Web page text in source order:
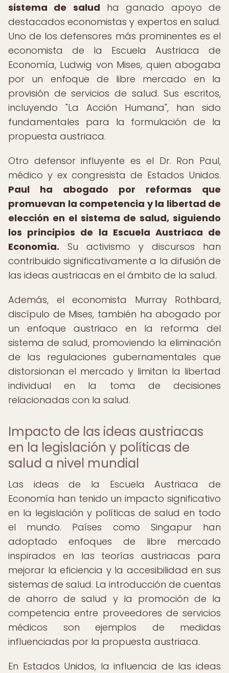
sistema de salud ha ganado apoyo de
destacados economistas y expertos en salud.
Uno de los defensores más prominentes es el
economista de la Escuela Austriaca de
Economía, Ludwig von Mises, quien abogaba
por un enfoque de libre mercado en la
provisión de servicios de salud. Sus escritos,
incluyendo "La Acción Humana", han sido
fundamentales para la formulación de la
propuesta austriaca.
Otro defensor influyente es el Dr. Ron Paul,
médico y ex congresista de Estados Unidos.
Paul ha abogado por reformas que
promuevan la competencia y la libertad de
elección en el sistema de salud, siguiendo
los principios de la Escuela Austriaca de
Economía. Su activismo y discursos han
contribuido significativamente a la difusión de
las ideas austriacas en el ámbito de la salud.
Además, el economista Murray Rothbard,
discípulo de Mises, también ha abogado por
un enfoque austriaco en la reforma del
sistema de salud, promoviendo la eliminación
de las regulaciones gubernamentales que
distorsionan el mercado y limitan la libertad
individual en la toma de decisiones
relacionadas con la salud.
Impacto de las ideas austriacas
en la legislación y políticas de
salud a nivel mundial
Las ideas de la Escuela Austriaca de
Economía han tenido un impacto significativo
en la legislación y políticas de salud en todo
el mundo. Países como Singapur han
adoptado enfoques de libre mercado
inspirados en las teorías austriacas para
mejorar la eficiencia y la accesibilidad en sus
sistemas de salud. La introducción de cuentas
de ahorro de salud y la promoción de la
competencia entre proveedores de servicios
médicos son ejemplos de medidas
influenciadas por la propuesta austriaca.
En Estados Unidos, la influencia de las ideas